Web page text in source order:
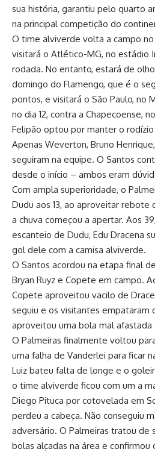
sua história, garantiu pelo quarto
na principal competição do
O time alviverde volta a campo no
visitará o Atlético-MG, no estádio
rodada. No entanto, estará de
domingo do Flamengo, que é o
pontos, e visitará o São Paulo, no
no dia 12, contra a Chapecoense,
Felipão optou por manter o
Apenas Weverton, Bruno
seguiram na equipe. O Santos
desde o início – ambos eram
Com ampla superioridade, o
Dudu aos 13, ao aproveitar rebote
a chuva começou a apertar. Aos
escanteio de Dudu, Edu Dracena
gol dele com a camisa alviverde.
O Santos acordou na etapa final
Bryan Ruyz e Copete em campo.
Copete aproveitou vacilo de
seguiu e os visitantes empataram
aproveitou uma bola mal afastada
O Palmeiras finalmente voltou
uma falha de Vanderlei para ficar
Luiz bateu falta de longe e o
o time alviverde ficou com um a
Diego Pituca por cotovelada em
perdeu a cabeça. Não conseguiu
adversário. O Palmeiras tratou de
bolas alçadas na área e confirmou